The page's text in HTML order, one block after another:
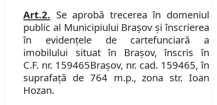
Art.2. Se aprobă trecerea în domeniul
public al Municipiului Braşov şi înscrierea
în evidenţele de cartefunciară a
imobilului situat în Braşov, înscris în
C.F. nr. 159465Brașov, nr. cad. 159465, în
suprafață de 764 m.p., zona str. Ioan
Hozan.